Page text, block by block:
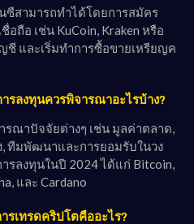
ซีสามารถทำได้โดยการสมัคร
ถือ เช่น KuCoin, Kraken หรือ
ชี และเริ่มทำการซื้อขายเหรียญค
รลงทุนควรพิจารณาอะไรบ้าง?
รณาปัจจัยต่างๆ เช่น มูลค่าตลาด,
, ทีมพัฒนาและการยอมรับในวง
รลงทุนในปี 2024 ได้แก่ Bitcoin,
และ Cardano
รเทรดคริปโตคืออะไร?